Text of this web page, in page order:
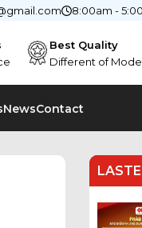
8:00am -
Best Quality
Different of
NewsContact